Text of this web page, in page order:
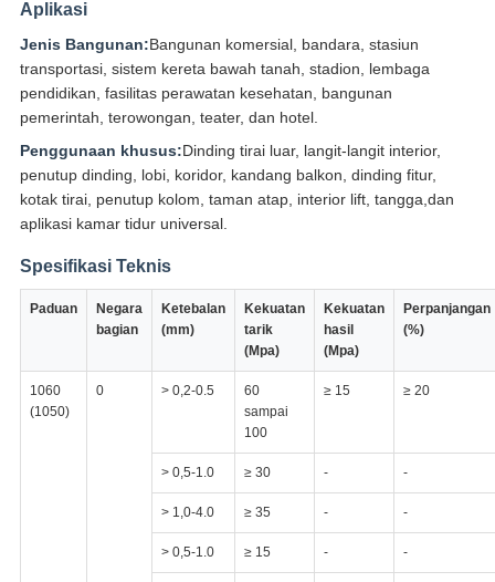
Aplikasi
Jenis Bangunan:Bangunan komersial, bandara, stasiun
transportasi, sistem kereta bawah tanah, stadion, lembaga
pendidikan, fasilitas perawatan kesehatan, bangunan
pemerintah, terowongan, teater, dan hotel.
Penggunaan khusus:Dinding tirai luar, langit-langit interior,
penutup dinding, lobi, koridor, kandang balkon, dinding fitur,
kotak tirai, penutup kolom, taman atap, interior lift, tangga,dan
aplikasi kamar tidur universal.
Spesifikasi Teknis
Paduan
Negara
bagian
Ketebalan
(mm)
Kekuatan
tarik
(Mpa)
Kekuatan
hasil
(Mpa)
Perpanjangan
(%)
1060
(1050)
0 > 0,2-0.5
60
sampai
100
≥ 15 ≥ 20
> 0,5-1.0 ≥ 30 - -
> 1,0-4.0 ≥ 35 - -
> 0,5-1.0 ≥ 15 - -